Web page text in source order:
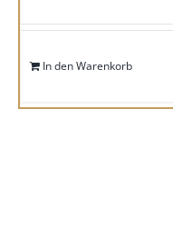
In den Warenkorb